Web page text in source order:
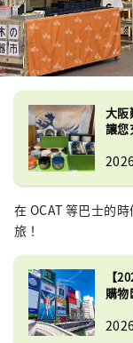
大阪
讓您
在 OCAT 等巴士的
旅！
【
購物